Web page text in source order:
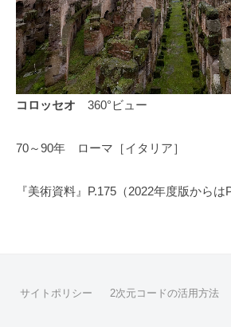
ビ
ュ
ー
by
bijutsu
コロッセオ 360°ビュー
70～90年 ローマ［イタリア］
『美術資料』P.175（2022年度版からは
サイトポリシー 2次元コードの活用方法